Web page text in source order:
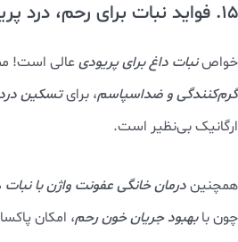
15. فواید نبات برای رحم، درد پریود و سلامت واژن
خواصنبات داغ برای پریودیعالی است!
گرم‌کنندگی و ضداسپاسم، برایتسکین
ارگانیک بی‌نظیر است.
همچنیندرمان خانگی عفونت واژن با نبات
چون بابهبودجریان خون رحم، امکان